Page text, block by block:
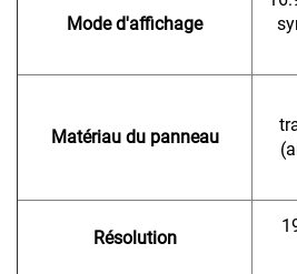
Mode d'affichage
Matériau du panneau
Résolution